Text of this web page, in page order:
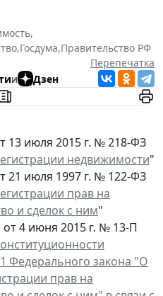
,
,Госдума,Правительство РФ
Перепечатка
и Дзен
13 июля 2015 г. № 218-ФЗ
недвижимости"
21 июля 1997 г. № 122-ФЗ
прав на
и сделок с ним"
4 июня 2015 г. № 13-П
Федерального закона "О
прав на